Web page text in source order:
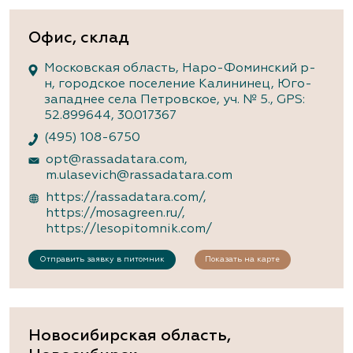
Офис, склад
Московская область, Наро-Фоминский р-
н, городское поселение Калининец, Юго-
западнее села Петровское, уч. № 5., GPS:
52.899644, 30.017367
(495) 108-6750
opt@rassadatara.com,
m.ulasevich@rassadatara.com
https://rassadatara.com/,
https://mosagreen.ru/,
https://lesopitomnik.com/
Отправить заявку в питомник Показать на карте
Новосибирская область,